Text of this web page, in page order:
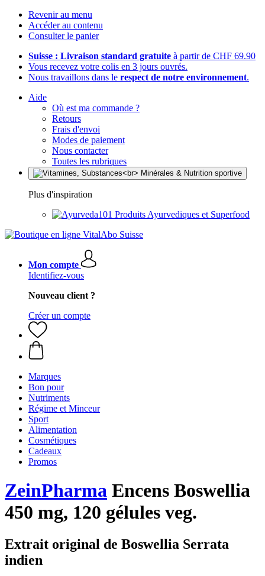
Revenir au menu
Accéder au contenu
Consulter le panier
Suisse : Livraison standard gratuite à partir de CHF 69.90
Vous recevez votre colis en 3 jours ouvrés.
Nous travaillons dans le respect de notre environnement.
Aide
Où est ma commande ?
Retours
Frais d'envoi
Modes de paiement
Nous contacter
Toutes les rubriques
Plus d'inspiration
Produits Ayurvediques et Superfood
Mon compte
Identifiez-vous
Nouveau client ?
Créer un compte
Marques
Bon pour
Nutriments
Régime et Minceur
Sport
Alimentation
Cosmétiques
Cadeaux
Promos
ZeinPharma Encens Boswellia
450 mg, 120 gélules veg.
Extrait original de Boswellia Serrata
indien